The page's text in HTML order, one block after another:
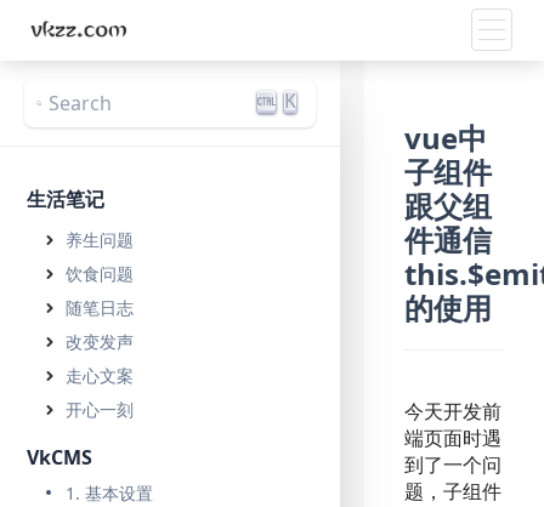
Search K
生活笔记
养生问题
饮食问题
随笔日志
改变发声
走心文案
开心一刻
VkCMS
1. 基本设置
vue中
子组件
跟父组
件通信
的使用
今天开发前
端页面时遇
到了一个问
题，子组件